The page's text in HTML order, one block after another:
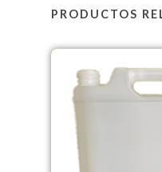
PRODUCTOS